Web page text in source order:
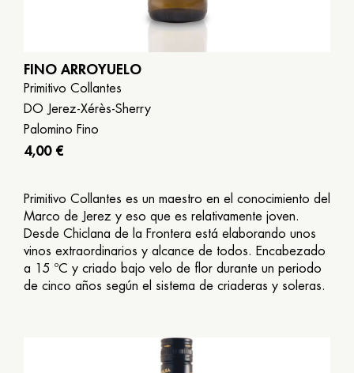
FINO ARROYUELO
Primitivo Collantes
DO Jerez-Xérès-Sherry
Palomino Fino
4,00 €
Primitivo Collantes es un maestro en el conocimiento del
Marco de Jerez y eso que es relativamente joven.
Desde Chiclana de la Frontera está elaborando unos
vinos extraordinarios y alcance de todos. Encabezado
a 15 ºC y criado bajo velo de flor durante un periodo
de cinco años según el sistema de criaderas y soleras.